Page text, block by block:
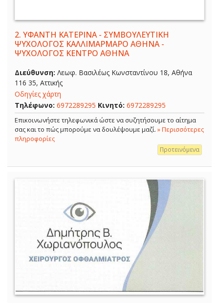
2. ΥΦΑΝΤΗ ΚΑΤΕΡΙΝΑ - ΣΥΜΒΟΥΛΕΥΤΙΚΗ
ΨΥΧΟΛΟΓΟΣ ΚΑΛΛΙΜΑΡΜΑΡΟ ΑΘΗΝΑ -
ΨΥΧΟΛΟΓΟΣ ΚΕΝΤΡΟ ΑΘΗΝΑ
Διεύθυνση: Λεωφ. Βασιλέως Κωνσταντίνου 18, Αθήνα
116 35, Αττικής
Οδηγίες χάρτη
Τηλέφωνο: 6972289295 Κινητό: 6972289295
Επικοινωνήστε τηλεφωνικά ώστε να συζητήσουμε το αίτημα
σας και το πώς μπορούμε να δουλέψουμε μαζί. » Περισσότερες
πληροφορίες
Προτεινόμενα